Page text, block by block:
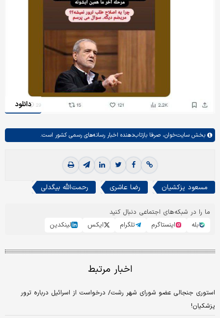
دانلود
بخش سایت‌خوان، صرفا بازتاب‌دهنده اخبار رسانه‌های رسمی کشور است.
مسعود پزکشیان رضا عاشری رحمت‌الله بیگدلی
ما را در شبکه‌های اجتماعی دنبال کنید
بله
اینستاگرم تلگرام ایکس لینکدین
اخبار مرتبط
استوری جنجالی عضو شورای شهر رشت/ درخواست از اسرائیل درباره ترور
پزشکیان!